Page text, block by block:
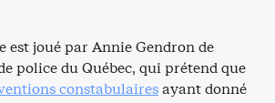
est joué par Annie Gendron de
police du Québec, qui prétend que
constabulairesayant donné